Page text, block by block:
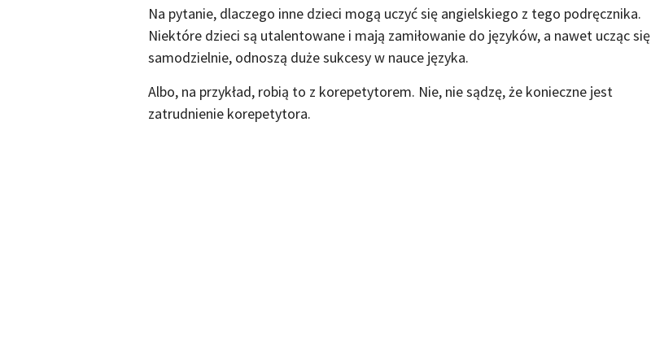
Na pytanie, dlaczego inne dzieci mogą uczyć się angielskiego z tego podręcznika.
Niektóre dzieci są utalentowane i mają zamiłowanie do języków, a nawet ucząc się
samodzielnie, odnoszą duże sukcesy w nauce języka.
Albo, na przykład, robią to z korepetytorem. Nie, nie sądzę, że konieczne jest
zatrudnienie korepetytora.